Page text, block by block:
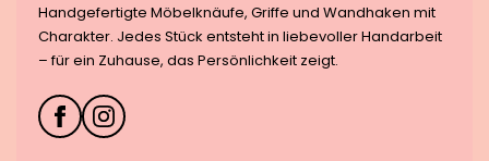
Handgefertigte Möbelknäufe, Griffe und Wandhaken mit
Charakter. Jedes Stück entsteht in liebevoller Handarbeit
– für ein Zuhause, das Persönlichkeit zeigt.